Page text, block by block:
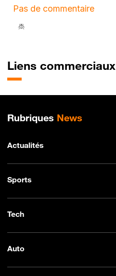
Liens commerciaux
Plan de site
Rubriques News
Actualités
Sports
Tech
Auto